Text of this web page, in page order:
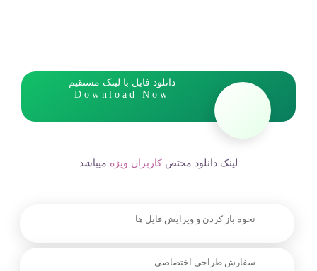
دانلود فایل با لینک مستقیم
Download Now
لینک دانلود مختص کاربران ویژه میباشد
نحوه باز کردن و ویرایش فایل ها
سفارش طراحی اختصاصی